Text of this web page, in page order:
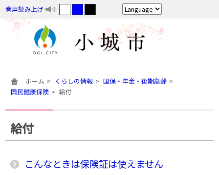
音声読み上げ
ホーム くらしの情報
国保・年金・後期高齢
国民健康保険
給付
給付
こんなときは保険証は使えません